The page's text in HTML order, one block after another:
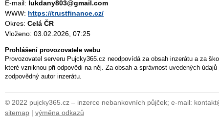
E-mail: lukdany803@gmail.com
WWW: https://trustfinance.cz/
Okres: Celá ČR
Vloženo: 03.02.2026, 07:25
Prohlášení provozovatele webu
Provozovatel serveru Pujcky365.cz neodpovídá za obsah inzerátu a za
které vzniknou při odpovědi na něj. Za obsah a správnost uvedených
zodpovědný autor inzerátu.
© 2022 pujcky365.cz – inzerce nebankovních půjček; e-mail:
sitemap | výměna odkazů